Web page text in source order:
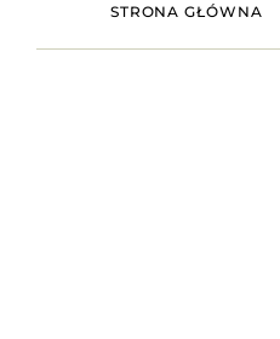
STRONA GŁÓWNA